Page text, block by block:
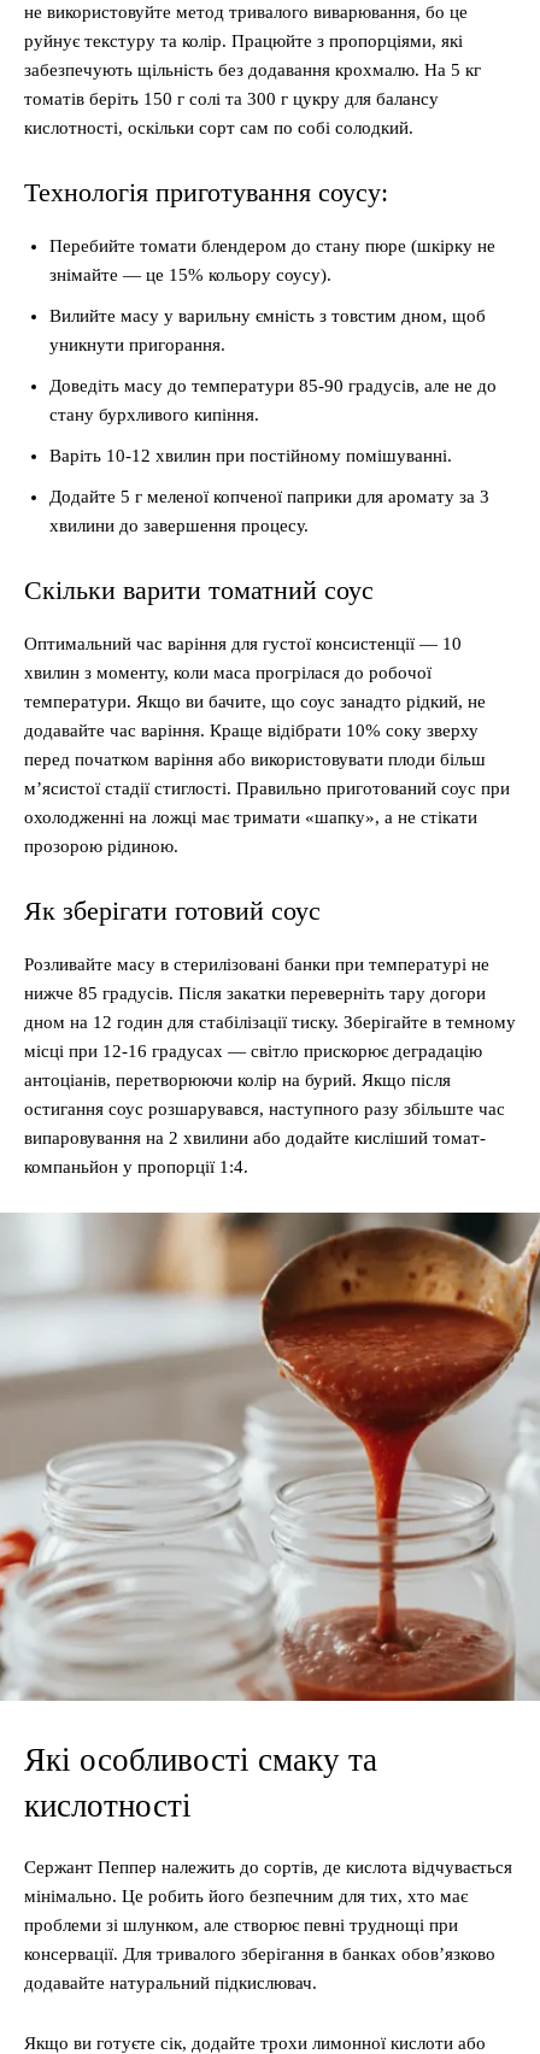
не використовуйте метод тривалого виварювання, бо це
руйнує текстуру та колір. Працюйте з пропорціями, які
забезпечують щільність без додавання крохмалю. На 5 кг
томатів беріть 150 г солі та 300 г цукру для балансу
кислотності, оскільки сорт сам по собі солодкий.
Технологія приготування соусу:
Перебийте томати блендером до стану пюре (шкірку не
знімайте — це 15% кольору соусу).
Вилийте масу у варильну ємність з товстим дном, щоб
уникнути пригорання.
Доведіть масу до температури 85-90 градусів, але не до
стану бурхливого кипіння.
Варіть 10-12 хвилин при постійному помішуванні.
Додайте 5 г меленої копченої паприки для аромату за 3
хвилини до завершення процесу.
Скільки варити томатний соус
Оптимальний час варіння для густої консистенції — 10
хвилин з моменту, коли маса прогрілася до робочої
температури. Якщо ви бачите, що соус занадто рідкий, не
додавайте час варіння. Краще відібрати 10% соку зверху
перед початком варіння або використовувати плоди більш
м’ясистої стадії стиглості. Правильно приготований соус при
охолодженні на ложці має тримати «шапку», а не стікати
прозорою рідиною.
Як зберігати готовий соус
Розливайте масу в стерилізовані банки при температурі не
нижче 85 градусів. Після закатки переверніть тару догори
дном на 12 годин для стабілізації тиску. Зберігайте в темному
місці при 12-16 градусах — світло прискорює деградацію
антоціанів, перетворюючи колір на бурий. Якщо після
остигання соус розшарувався, наступного разу збільште час
випаровування на 2 хвилини або додайте кисліший томат-
компаньйон у пропорції 1:4.
Які особливості смаку та
кислотності
Сержант Пеппер належить до сортів, де кислота відчувається
мінімально. Це робить його безпечним для тих, хто має
проблеми зі шлунком, але створює певні труднощі при
консервації. Для тривалого зберігання в банках обов’язково
додавайте натуральний підкислювач.
Якщо ви готуєте сік, додайте трохи лимонної кислоти або